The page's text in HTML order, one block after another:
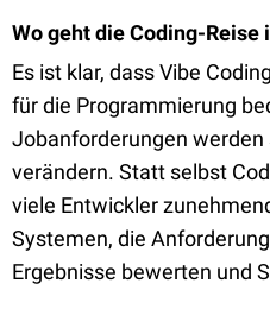
Wo geht die Coding-
Es ist klar, dass Vibe
für die Programmierung
Jobanforderungen werden
verändern. Statt selbst
viele Entwickler
Systemen, die
Ergebnisse bewerten und